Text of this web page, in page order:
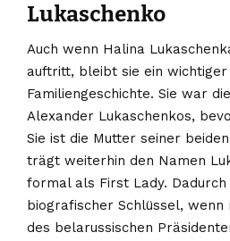
Lukaschenko
Auch wenn Halina
auftritt, bleibt sie ein wichtiger
Familiengeschichte. Sie war
Alexander Lukaschenkos,
Sie ist die Mutter seiner
trägt weiterhin den Namen
formal als First Lady. Dadurch
biografischer Schlüssel, wenn
des belarussischen